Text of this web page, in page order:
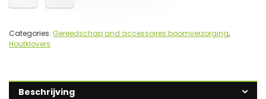
Categories: Gereedschap and accessoires boomverzorging,
Houtklovers
Beschrijving